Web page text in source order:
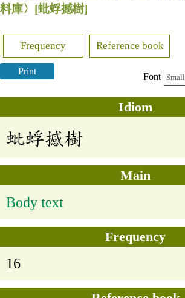
料庫〉 [蚍蜉撼樹]
Frequency Reference book
Print
Font Small
Idiom
蚍蜉撼樹
Main
Body text
Frequency
16